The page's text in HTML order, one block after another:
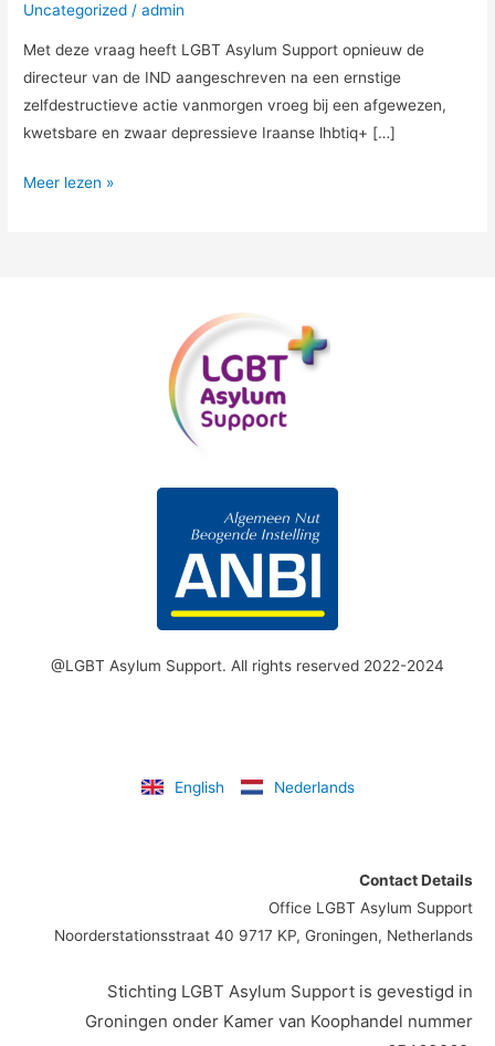
Uncategorized /admin
Met deze vraag heeft LGBT Asylum Support opnieuw de
directeur van de IND aangeschreven na een ernstige
zelfdestructieve actie vanmorgen vroeg bij een afgewezen,
kwetsbare en zwaar depressieve Iraanse lhbtiq+ […]
Meer lezen »
@LGBT Asylum Support. All rights reserved 2022-2024
English Nederlands
Contact Details
Office LGBT Asylum Support
Noorderstationsstraat 40 9717 KP, Groningen, Netherlands
Stichting LGBT Asylum Support is gevestigd in
Groningen onder Kamer van Koophandel nummer